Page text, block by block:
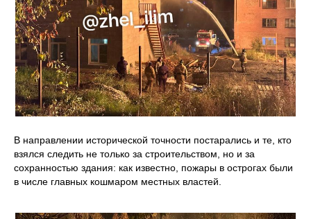
В направлении исторической точности постарались и те, кто
взялся следить не только за строительством, но и за
сохранностью здания: как известно, пожары в острогах были
в числе главных кошмаром местных властей.